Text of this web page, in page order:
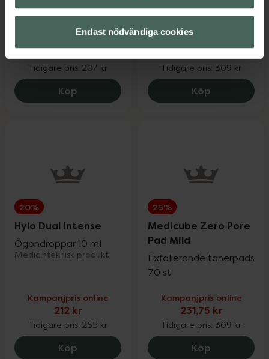
Endast nödvändiga cookies
Kapslar 120 st
Kosttillskott
Tidigare pris: 207 kr
Köp Pharbio Forte Omega 3, 155.25 kr.
Dagkräm 50 ml
Tidigare pris: 309 kr
Köp Eucerin
20%
Hylo Dual Intense
Ögondroppar 10 ml
Medicinteknisk produkt
Kampanjpris online
212 kr
Tidigare pris: 265 kr
Köp Hylo Dual Intense, 212 kr.
25%
Medicube Zero Pore
Pad Mild
Exfolierande tonerpads
70 st
Kampanjpris online
231,75 kr
Tidigare pris: 309 kr
Köp Medicube